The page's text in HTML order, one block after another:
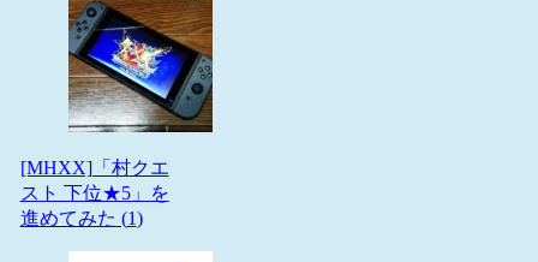
[MHXX]「村クエ
スト 下位★5」を
進めてみた (1)